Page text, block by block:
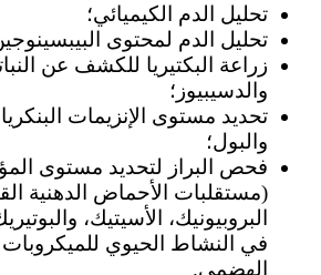
تحليل الدم الكيميائي؛
تحليل الدم لمحتوى
زراعة البكتيريا للكشف عن
والدسيبيوز؛
تحديد مستوى الإنزيمات
والبول؛
فحص البراز لتحديد مستوى
(مستقلبات الأحماض الدهنية
البروبيونيك، الأسيتيك،
في النشاط الحيوي للميكروبات
الهضمي.